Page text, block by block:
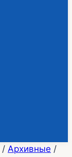
/ Архивные /